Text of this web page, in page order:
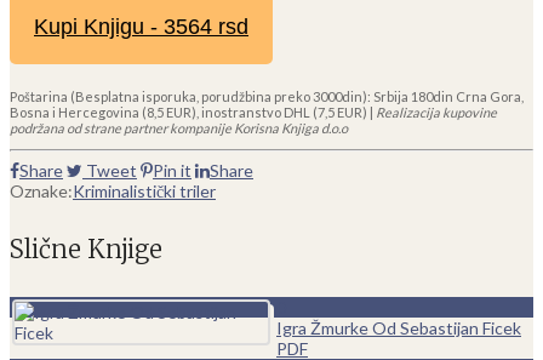
Kupi Knjigu - 3564 rsd
Poštarina (Besplatna isporuka, porudžbina preko 3000din): Srbija 180din Crna Gora,
Bosna i Hercegovina (8,5 EUR), inostranstvo DHL (7,5 EUR) | Realizacija kupovine
podržana od strane partner kompanije Korisna Knjiga d.o.o
Share Tweet Pin it
Share
Oznake:Kriminalistički triler
Slične Knjige
Igra Žmurke Od Sebastijan Ficek
PDF